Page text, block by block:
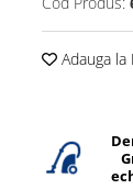
Adauga la